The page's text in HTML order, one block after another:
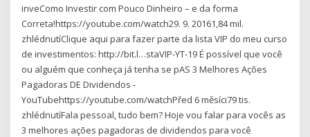
inveComo Investir com Pouco Dinheiro – e da forma
Correta!https://youtube.com/watch29. 9. 20161,84 mil.
zhlédnutíClique aqui para fazer parte da lista VIP do meu curso
de investimentos: http://bit.l…staVIP-YT-19 É possível que você
ou alguém que conheça já tenha se pAS 3 Melhores Ações
Pagadoras DE Dividendos -
YouTubehttps://youtube.com/watchPřed 6 měsíci79 tis.
zhlédnutíFala pessoal, tudo bem? Hoje vou falar para vocês as
3 melhores ações pagadoras de dividendos para você